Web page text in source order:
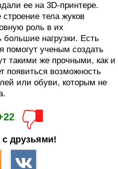
ее на 3D-принтере.
тела жуков
роль в их
нагрузки. Есть
помогут ученым создать
такими же прочными, как и
появиться возможность
или обуви, которым не
друзьями!